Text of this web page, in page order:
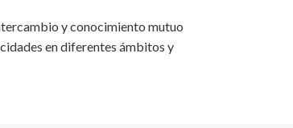
y conocimiento mutuo
en diferentes ámbitos y